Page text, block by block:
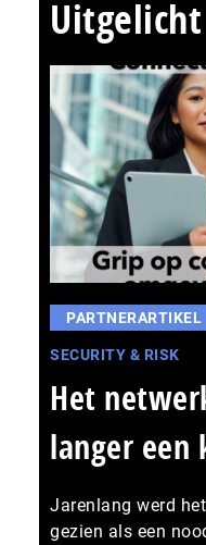
Uitgelicht
PARTNERARTIKEL
SECURITY & RISK
Het
langer een
Jarenlang werd
gezien als een